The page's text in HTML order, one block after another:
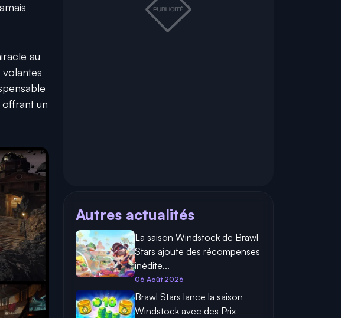
au
offrant un
Autres actualités
La saison Windstock de Brawl
Stars ajoute des récompenses
inédite...
06 Août 2026
Brawl Stars lance la saison
Windstock avec des Prix